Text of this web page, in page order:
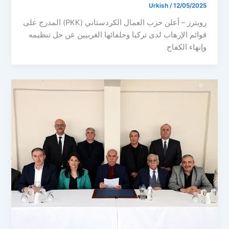
Urkish /12/05/2025
رويترز – أعلن حزب العمال الكردستاني (PKK) المدرج على
قوائم الإرهاب لدى تركيا وحلفائها الغربيين عن حل تنظيمه
وإنهاء الكفاح